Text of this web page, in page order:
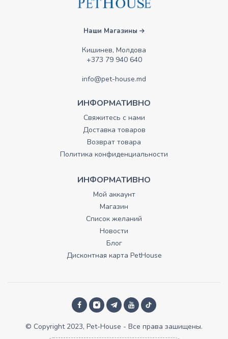
Наши Магазины
Кишинев, Молдова
+373 79 940 640
info@pet-house.md
ИНФОРМАТИВНО
Свяжитесь с нами
Доставка товаров
Возврат товара
Политика конфиденциальности
ИНФОРМАТИВНО
Мой аккаунт
Магазин
Список желаний
Новости
Блог
Дисконтная карта PetHouse
© Copyright 2023, Pet-House - Все права зашищены.